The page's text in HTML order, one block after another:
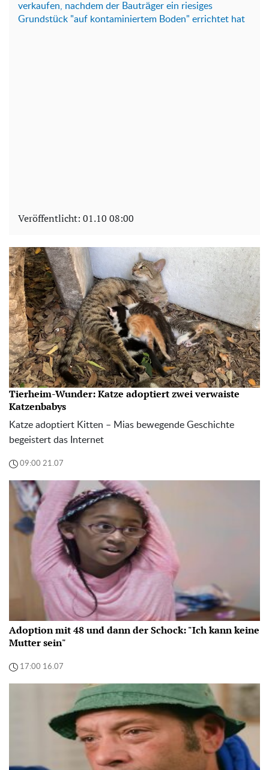
verkaufen, nachdem der Bauträger ein riesiges
Grundstück "auf kontaminiertem Boden" errichtet hat
Veröffentlicht: 01.10 08:00
Tierheim-Wunder: Katze adoptiert zwei verwaiste
Katzenbabys
Katze adoptiert Kitten – Mias bewegende Geschichte
begeistert das Internet
09:00 21.07
Adoption mit 48 und dann der Schock: "Ich kann keine
Mutter sein"
17:00 16.07